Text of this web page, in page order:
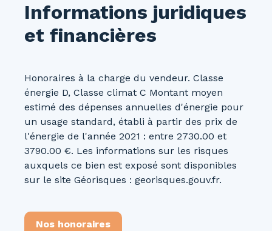
Informations juridiques
et financières
Honoraires à la charge du vendeur. Classe
énergie D, Classe climat C Montant moyen
estimé des dépenses annuelles d'énergie pour
un usage standard, établi à partir des prix de
l'énergie de l'année 2021 : entre 2730.00 et
3790.00 €. Les informations sur les risques
auxquels ce bien est exposé sont disponibles
sur le site Géorisques : georisques.gouv.fr.
Nos honoraires